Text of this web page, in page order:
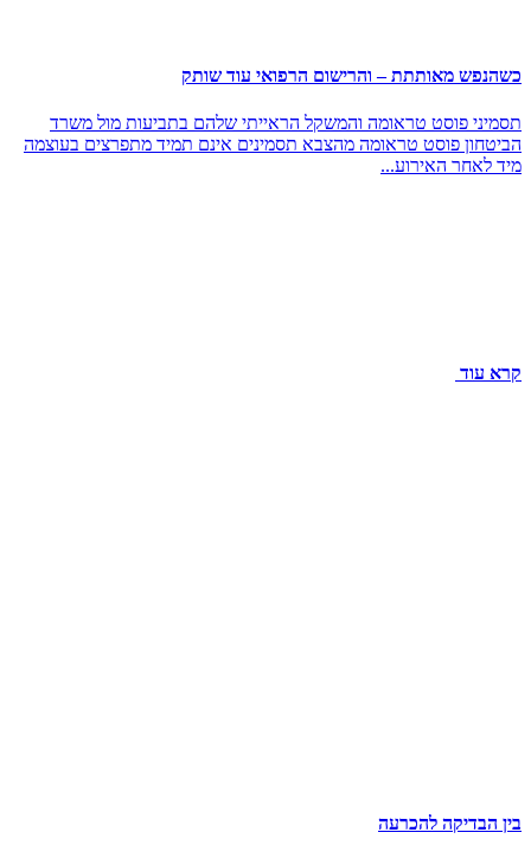
כשהנפש מאותתת – והרישום הרפואי עוד שותק
תסמיני פוסט טראומה והמשקל הראייתי שלהם בתביעות מול משרד
הביטחון פוסט טראומה מהצבא תסמינים אינם תמיד מתפרצים בעוצמה
מיד לאחר האירוע...
קרא עוד
בין הבדיקה להכרעה